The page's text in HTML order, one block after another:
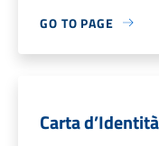
GO TO PAGE
Carta